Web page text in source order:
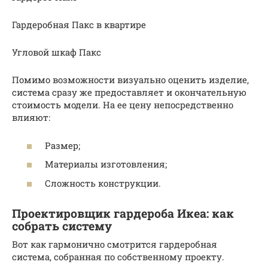
Гардеробная Пакс в квартире
Угловой шкаф Пакс
Помимо возможности визуально оценить изделие,
система сразу же предоставляет и окончательную
стоимость модели. На ее цену непосредственно
влияют:
Размер;
Материалы изготовления;
Сложность конструкции.
Проектировщик гардероба Икеа: как
собрать систему
Вот как гармонично смотрится гардеробная
система, собранная по собственному проекту.